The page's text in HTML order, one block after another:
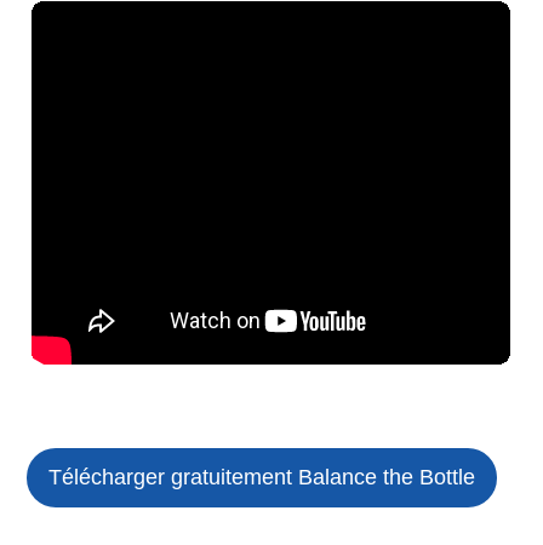
Télécharger gratuitement Balance the Bottle